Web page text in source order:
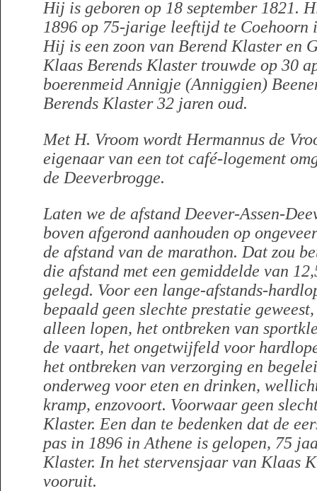
Hij is geboren op 18 september 1821.
1896 op 75-jarige leeftijd te Coehoorn
Hij is een zoon van Berend Klaster en
Klaas Berends Klaster trouwde op 30
boerenmeid Annigje (Anniggien)
Berends Klaster 32 jaren oud.
Met H. Vroom wordt Hermannus de
eigenaar van een tot café-logement
de Deeverbrogge.
Laten we de afstand Deever-Assen-
boven afgerond aanhouden op
de afstand van de marathon. Dat zou
die afstand met een gemiddelde van
gelegd. Voor een lange-afstands-
bepaald geen slechte prestatie
alleen lopen, het ontbreken van
de vaart, het ongetwijfeld voor
het ontbreken van verzorging en
onderweg voor eten en drinken,
kramp, enzovoort. Voorwaar geen
Klaster. Een dan te bedenken dat de
pas in 1896 in Athene is gelopen, 75
Klaster. In het stervensjaar van Klaas
vooruit.